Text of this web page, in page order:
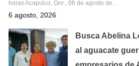
horas Acapulco, Gro., 06 de agosto de…
6 agosto, 2026
Busca Abelina
al aguacate